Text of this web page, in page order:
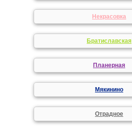
Некрасовка
Братиславская
Планерная
Мякинино
Отрадное